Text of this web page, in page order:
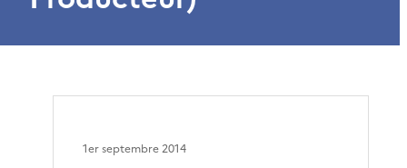
1er septembre 2014